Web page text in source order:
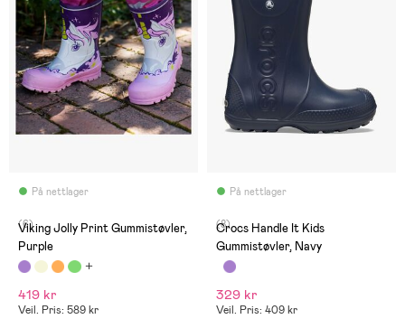
På nettlager
(6)
Viking Jolly Print Gummistøvler,
Purple
419 kr
Veil. Pris: 589 kr
På nettlager
(8)
Crocs Handle It Kids
Gummistøvler, Navy
329 kr
Veil. Pris: 409 kr